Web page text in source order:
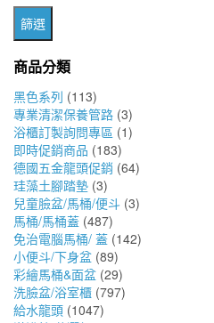
篩選
商品分類
黑色系列 (113)
專業清潔保養管路 (3)
浴櫃訂製詢問專區 (1)
即時促銷商品 (183)
德國五金龍頭促銷 (64)
珪藻土腳踏墊 (3)
兒童臉盆/馬桶/便斗 (3)
馬桶/馬桶蓋 (487)
免治電腦馬桶/ 蓋 (142)
小便斗/下身盆 (89)
彩繪馬桶&面盆 (29)
洗臉盆/浴室櫃 (797)
給水龍頭 (1047)